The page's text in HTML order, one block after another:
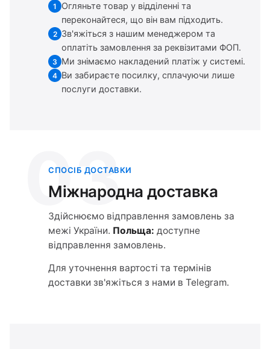
1
Огляньте товар у відділенні та
переконайтеся, що він вам підходить.
2 Зв'яжіться з нашим менеджером та
оплатіть замовлення за реквізитами ФОП.
3 Ми знімаємо накладений платіж у системі.
4 Ви забираєте посилку, сплачуючи лише
послуги доставки.
03
СПОСІБ ДОСТАВКИ
Міжнародна доставка
Здійснюємо відправлення замовлень за
межі України. Польща: доступне
відправлення замовлень.
Для уточнення вартості та термінів
доставки зв'яжіться з нами в Telegram.